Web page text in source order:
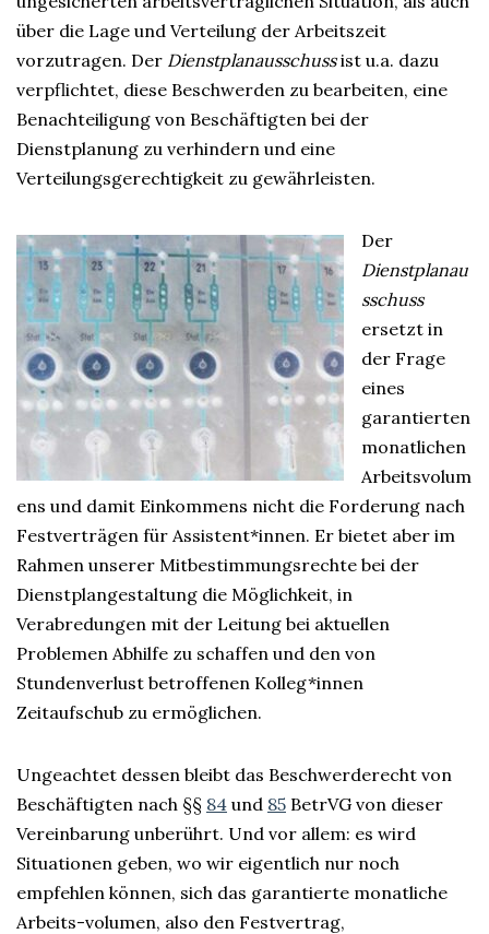
über die Lage und Verteilung der Arbeitszeit
vorzutragen. Der Dienstplanausschussist u.a. dazu
verpflichtet, diese Beschwerden zu bearbeiten, eine
Benachteiligung von Beschäftigten bei der
Dienstplanung zu verhindern und eine
Verteilungsgerechtigkeit zu gewährleisten.
Der
Dienstplanau
sschuss
ersetzt in
der Frage
eines
garantierten
monatlichen
Arbeitsvolum
ens und damit Einkommens nicht die Forderung nach
Festverträgen für Assistent*innen. Er bietet aber im
Rahmen unserer Mitbestimmungsrechte bei der
Dienstplangestaltung die Möglichkeit, in
Verabredungen mit der Leitung bei aktuellen
Problemen Abhilfe zu schaffen und den von
Stundenverlust betroffenen Kolleg*innen
Zeitaufschub zu ermöglichen.
Ungeachtet dessen bleibt das Beschwerderecht von
Beschäftigten nach §§ 84 und 85 BetrVG von dieser
Vereinbarung unberührt. Und vor allem: es wird
Situationen geben, wo wir eigentlich nur noch
empfehlen können, sich das garantierte monatliche
Arbeits-volumen, also den Festvertrag,